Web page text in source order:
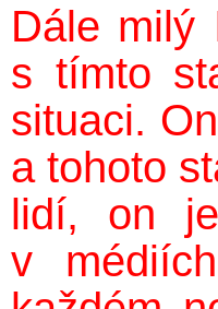
Dále milý
s tímto
situaci.
a tohoto
lidí, on
v